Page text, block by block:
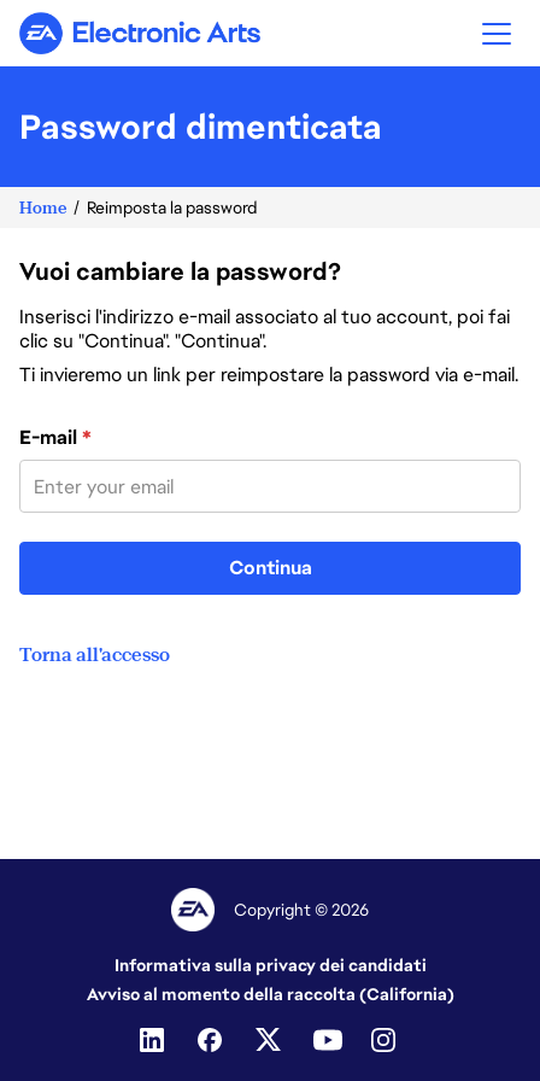
Electronic Arts
Password dimenticata
Home Reimposta la password
Vuoi cambiare la password?
Inserisci l'indirizzo e-mail associato al tuo account, poi fai
clic su "Continua". "Continua".
Ti invieremo un link per reimpostare la password via e-mail.
Reimposta la password col tuo indirizzo e-mail
E-mail*
Continua
Torna all'accesso
Copyright © 2026
Informativa sulla privacy dei candidati
Avviso al momento della raccolta (California)